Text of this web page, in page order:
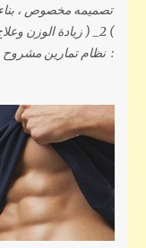
: نظام تمارين مشروح
متابعة المشتركين
يمكنكم مشاهدة هذا
جميع الانظمه تصمم